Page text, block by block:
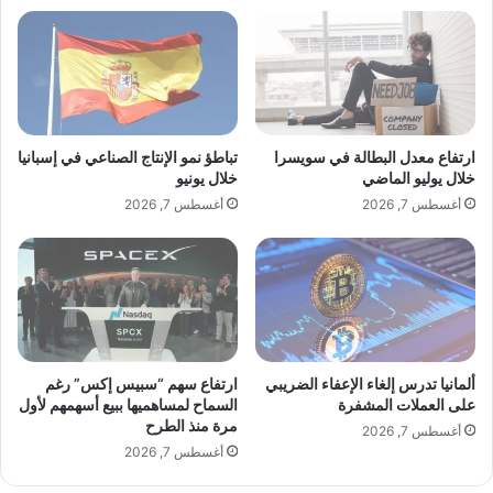
أ
م
ر
و
م
ت
س
ل
ط
ل
ض
و
ء
ع
ل
ى
د
و
ارتفاع معدل البطالة في سويسرا
خلال يوليو الماضي
أغسطس 7, 2026
تباطؤ نمو الإنتاج الصناعي في إسبانيا
خلال يونيو
أغسطس 7, 2026
ألمانيا تدرس إلغاء الإعفاء الضريبي
على العملات المشفرة
أغسطس 7, 2026
ارتفاع سهم “سبيس إكس” رغم
السماح لمساهميها ببيع أسهمهم لأول
مرة منذ الطرح
أغسطس 7, 2026